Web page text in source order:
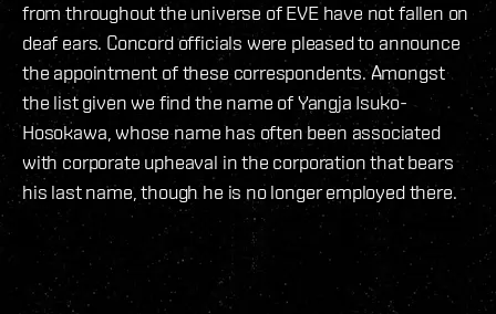
from throughout the universe of EVE have not fallen on
deaf ears. Concord officials were pleased to announce
the appointment of these correspondents. Amongst
the list given we find the name of Yangja Isuko-
Hosokawa, whose name has often been associated
with corporate upheaval in the corporation that bears
his last name, though he is no longer employed there.